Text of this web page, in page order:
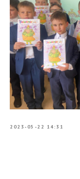
2023-05-22 14:31